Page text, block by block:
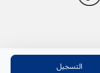
التسجيل